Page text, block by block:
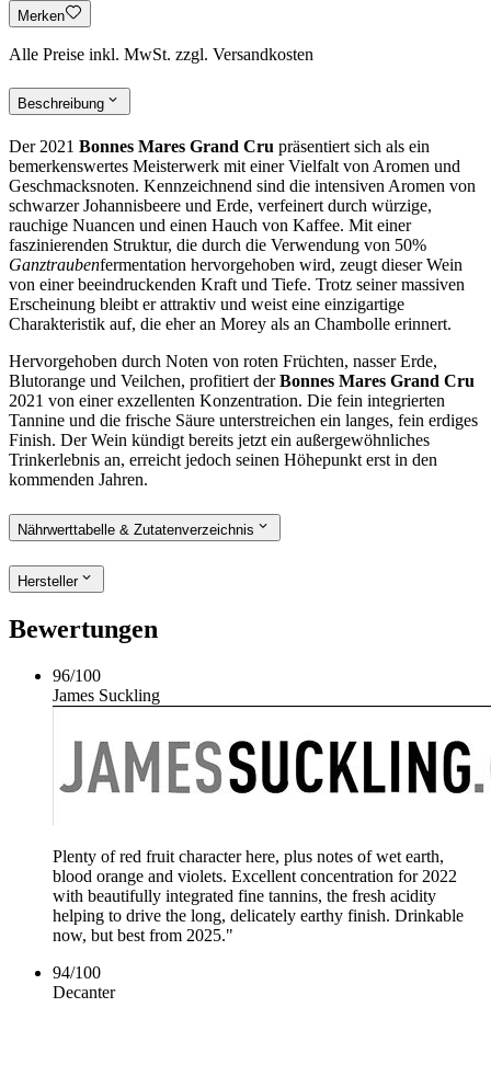
Merken
Alle Preise inkl. MwSt. zzgl. Versandkosten
Beschreibung
Der 2021 Bonnes Mares Grand Cru präsentiert sich als ein
bemerkenswertes Meisterwerk mit einer Vielfalt von Aromen und
Geschmacksnoten. Kennzeichnend sind die intensiven Aromen von
schwarzer Johannisbeere und Erde, verfeinert durch würzige,
rauchige Nuancen und einen Hauch von Kaffee. Mit einer
faszinierenden Struktur, die durch die Verwendung von 50%
Ganztraubenfermentation hervorgehoben wird, zeugt dieser Wein
von einer beeindruckenden Kraft und Tiefe. Trotz seiner massiven
Erscheinung bleibt er attraktiv und weist eine einzigartige
Charakteristik auf, die eher an Morey als an Chambolle erinnert.
Hervorgehoben durch Noten von roten Früchten, nasser Erde,
Blutorange und Veilchen, profitiert derBonnes Mares Grand Cru
2021 von einer exzellenten Konzentration. Die fein integrierten
Tannine und die frische Säure unterstreichen ein langes, fein erdiges
Finish. Der Wein kündigt bereits jetzt ein außergewöhnliches
Trinkerlebnis an, erreicht jedoch seinen Höhepunkt erst in den
kommenden Jahren.
Nährwerttabelle & Zutatenverzeichnis
Hersteller
Bewertungen
96/100
James Suckling
Plenty of red fruit character here, plus notes of wet earth,
blood orange and violets. Excellent concentration for 2022
with beautifully integrated fine tannins, the fresh acidity
helping to drive the long, delicately earthy finish. Drinkable
now, but best from 2025."
94/100
Decanter